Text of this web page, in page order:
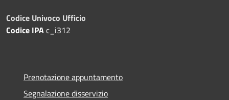
Codice Univoco Ufficio
Codice IPAc_i312
Prenotazione appuntamento
Segnalazione disservizio